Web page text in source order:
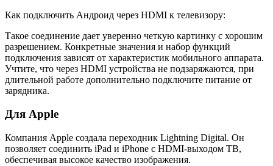
Как подключить Андроид через HDMI к телевизору:
Такое соединение дает уверенно четкую картинку с хорошим
разрешением. Конкретные значения и набор функций
подключения зависят от характеристик мобильного аппарата.
Учтите, что через HDMI устройства не подзаряжаются, при
длительной работе дополнительно подключите питание от
зарядника.
Для Apple
Компания Apple создала переходник Lightning Digital. Он
позволяет соединить iPad и iPhone с HDMI-выходом ТВ,
обеспечивая высокое качество изображения.